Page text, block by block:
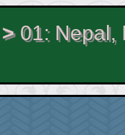
01: Nepal,